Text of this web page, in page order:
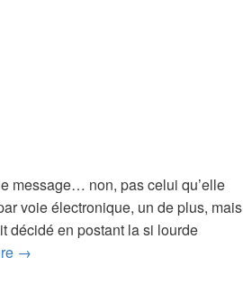
message… non, pas celui qu’elle
voie électronique, un de plus, mais
décidé en postant la si lourde
Bonne chance pour vos
→